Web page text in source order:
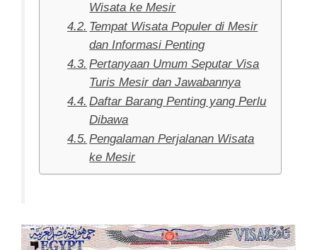
Wisata ke Mesir
Tempat Wisata Populer di Mesir
dan Informasi Penting
Pertanyaan Umum Seputar Visa
Turis Mesir dan Jawabannya
Daftar Barang Penting yang Perlu
Dibawa
Pengalaman Perjalanan Wisata
ke Mesir